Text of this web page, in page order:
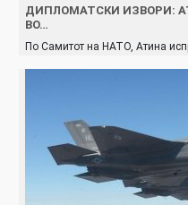
ДИПЛОМАТСКИ ИЗВОРИ:
ВО…
По Самитот на НАТО, Атина